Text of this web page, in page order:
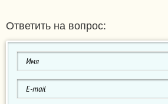
Ответить на вопрос: